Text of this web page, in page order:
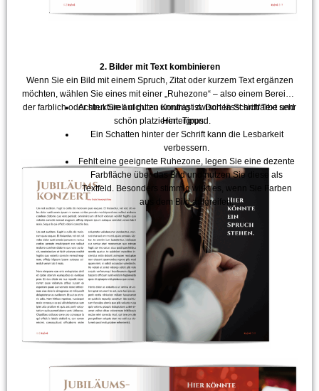
2. Bilder mit Text kombinieren
Wenn Sie ein Bild mit einem Spruch, Zitat oder kurzem Text ergänzen
möchten, wählen Sie eines mit einer „Ruhezone“ – also einem Bereich,
der farblich oder strukturell nicht zu unruhig ist. Dort lässt sich Text sehr
schön platzieren. Tipps:
Achten Sie auf guten Kontrast zwischen Schriftfarbe und
Hintergrund.
Ein Schatten hinter der Schrift kann die Lesbarkeit
verbessern.
Fehlt eine geeignete Ruhezone, legen Sie eine dezente
Farbfläche über das Bild und nutzen Sie diese als
Textfeld. Besonders stimmig wirkt es, wenn Sie Farben
aus dem Bild aufgreifen.